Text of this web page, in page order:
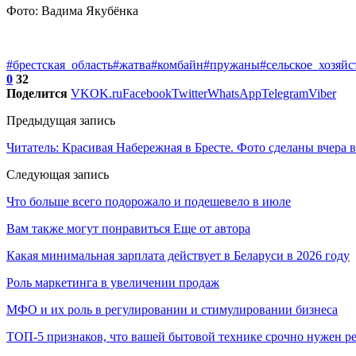
Фото: Вадима Якубёнка
#брестская_область#жатва#комбайн#пружаны
0 32
Поделится VKOK.ruFacebookTwitterWhatsAppTelegramViber
Предыдущая запись
Читатель: Красивая Набережная в Бресте. Фото сделаны вчера
Следующая запись
Что больше всего подорожало и подешевело в июле
Вам также могут понравиться Еще от автора
Какая минимальная зарплата действует в Беларуси в 2026 году
Роль маркетинга в увеличении продаж
МФО и их роль в регулировании и стимулировании бизнеса
ТОП-5 признаков, что вашей бытовой технике срочно нужен